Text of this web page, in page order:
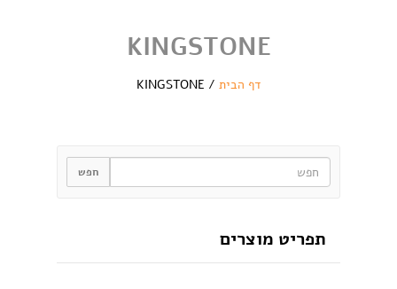
KINGSTONE
דף הבית /
KINGSTONE
תפריט מוצרים